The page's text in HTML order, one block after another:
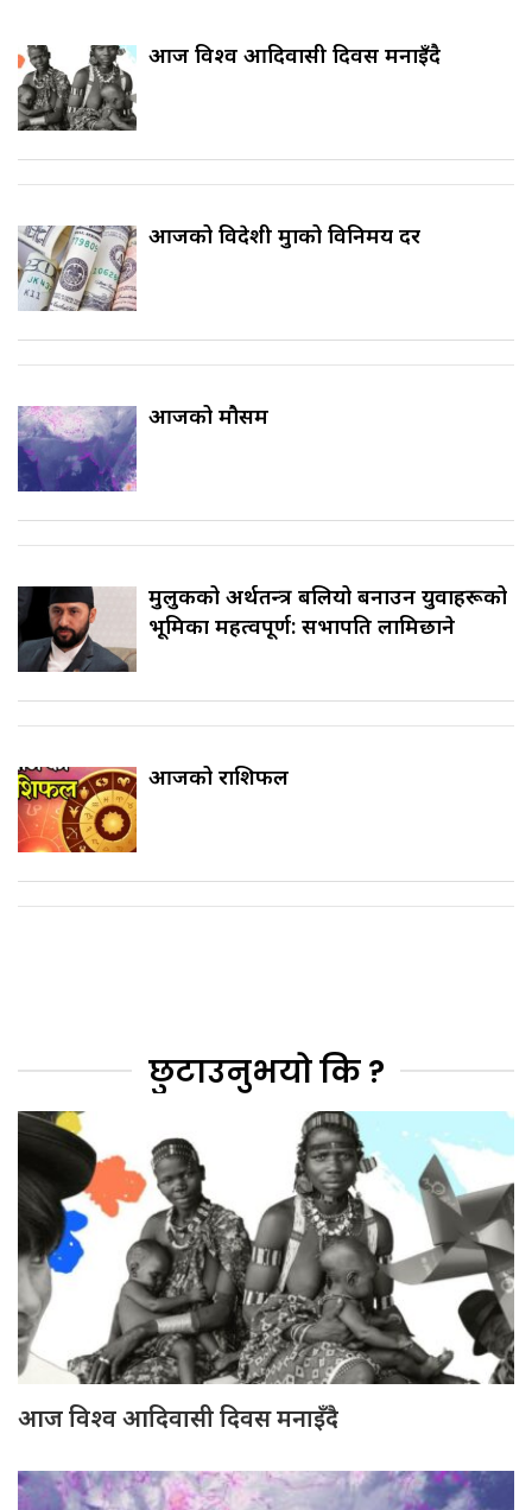
आज विश्व आदिवासी दिवस मनाइँदै
आजको विदेशी मुद्राको विनिमय दर
आजको मौसम
मुलुकको अर्थतन्त्र बलियो बनाउन युवाहरूको
भूमिका महत्वपूर्ण: सभापति लामिछाने
आजको राशिफल
छुटाउनुभयो कि ?
आज विश्व आदिवासी दिवस मनाइँदै